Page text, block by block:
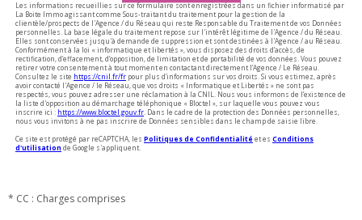
Les informations recueillies sur ce formulaire sont enregistrées dans un fichier informatisé par
La Boite Immo agissant comme Sous-traitant du traitement pour la gestion de la
clientèle/prospects de l'Agence / du Réseau qui reste Responsable du Traitement de vos Données
personnelles. La base légale du traitement repose sur l'intérêt légitime de l'Agence / du Réseau.
Elles sont conservées jusqu'à demande de suppression et sont destinées à l'Agence / au Réseau.
Conformément à la loi « informatique et libertés », vous disposez des droits d’accès, de
rectification, d’effacement, d’opposition, de limitation et de portabilité de vos données. Vous pouvez
retirer votre consentement à tout moment en contactant directement l’Agence / Le Réseau.
Consultez le site https://cnil.fr/fr pour plus d’informations sur vos droits. Si vous estimez, après
avoir contacté l'Agence / le Réseau, que vos droits « Informatique et Libertés » ne sont pas
respectés, vous pouvez adresser une réclamation à la CNIL. Nous vous informons de l’existence de
la liste d'opposition au démarchage téléphonique « Bloctel », sur laquelle vous pouvez vous
inscrire ici : https://www.bloctel.gouv.fr. Dans le cadre de la protection des Données personnelles,
nous vous invitons à ne pas inscrire de Données sensibles dans le champ de saisie libre.
Ce site est protégé par reCAPTCHA, les Politiques de Confidentialité et es Conditions
d'utilisation de Google s'appliquent.
* CC : Charges comprises